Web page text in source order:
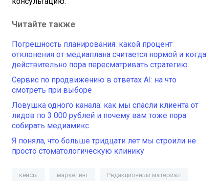
Читайте также
Погрешность планирования: какой процент
отклонения от медиаплана считается нормой и когда
действительно пора пересматривать стратегию
Сервис по продвижению в ответах AI: на что
смотреть при выборе
Ловушка одного канала: как мы спасли клиента от
лидов по 3 000 рублей и почему вам тоже пора
собирать медиамикс
Я поняла, что больше тридцати лет мы строили не
просто стоматологическую клинику
кейсы маркетинг Редакционный материал